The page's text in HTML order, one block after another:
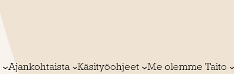
Ajankohtaista Käsityöohjeet Me olemme Taito